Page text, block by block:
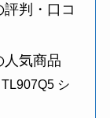
判・口コ
人気商品
シ